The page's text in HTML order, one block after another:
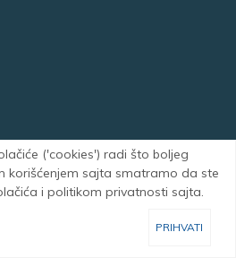
('cookies') radi što boljeg
korišćenjem sajta smatramo da ste
i politikom privatnosti sajta.
PRIHVATI